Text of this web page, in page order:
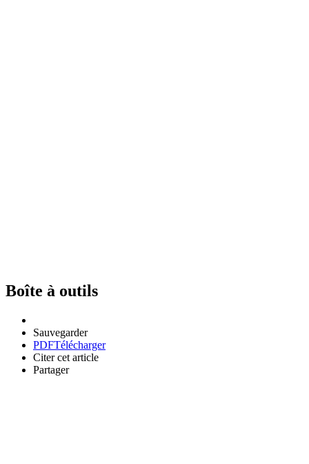
Boîte à outils
Sauvegarder
PDFTélécharger
Citer cet article
Partager